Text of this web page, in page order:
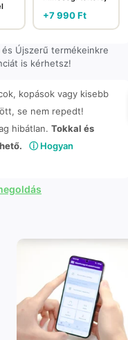
+7 990Ft
Újszerű termékeinkre
is kérhetsz!
kopások vagy kisebb
se nem repedt!
hibátlan. Tokkal és
ⓘ Hogyan